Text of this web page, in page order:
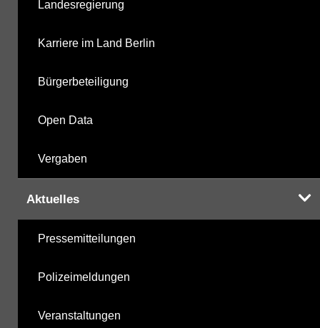
Landesregierung
Karriere im Land Berlin
Bürgerbeteiligung
Open Data
Vergaben
Aktuelles
Pressemitteilungen
Polizeimeldungen
Veranstaltungen